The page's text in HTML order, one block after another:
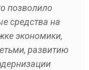
позволило
средства на
экономики,
развитию